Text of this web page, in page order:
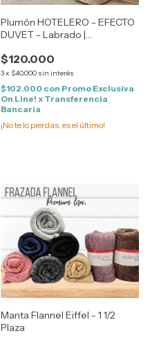
Plumón HOTELERO - EFECTO
DUVET - Labrado |
1/2 - QUEEN Size
$120.000
3x $40.000 sin interés
$102.000 con Promo Exclusiva
On Line! x Transferencia
Bancaria
¡No te lo pierdas, es el último!
Manta Flannel Eiffel - 1 1/2
Plaza